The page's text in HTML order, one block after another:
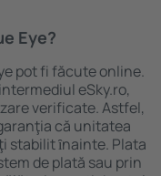
Eye?
pot fi făcute online.
eSky.ro,
verificate. Astfel,
că unitatea
stabilit ȋnainte. Plata
de plată sau prin